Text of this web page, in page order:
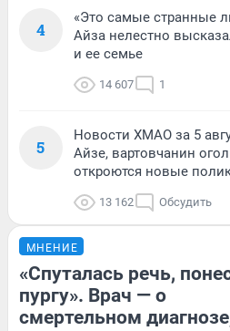
4
«Это самые странные
Айза нелестно
и ее семье
14 607 1
5
Новости ХМАО за 5
Айзе, вартовчанин
откроются новые
13 162 Обсудить
МНЕНИЕ
«Спуталась речь,
пургу». Врач — о
смертельном